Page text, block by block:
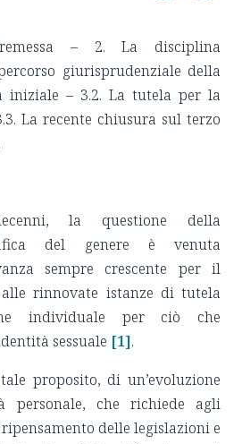
– 2. La disciplina
giurisprudenziale della
iniziale – 3.2. La tutela per la
La recente chiusura sul terzo
la questione della
del genere è venuta
sempre crescente per il
rinnovate istanze di tutela
individuale per ciò che
sessuale [1].
proposito, di un’evoluzione
personale, che richiede agli
delle legislazioni e